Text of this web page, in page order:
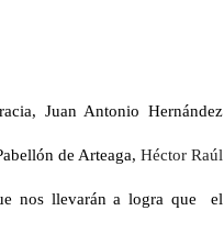
Juan Antonio Hernández
de Arteaga, Héctor Raúl
nos llevarán a logra que el